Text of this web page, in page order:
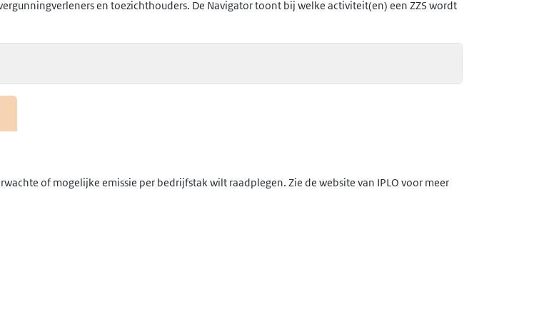
en toezichthouders. De Navigator toont bij welke activiteit(en) een ZZS wordt
of mogelijke emissie per bedrijfstak wilt raadplegen. Zie de website van IPLO voor meer